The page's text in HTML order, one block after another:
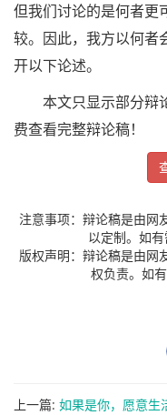
但我们讨论的是何者更
较。因此，我方以何者
开以下论述。
本文只显示部分辩
费查看完整辩论稿！
注意事项：辩论稿是由网
以定制。如
版权声明：辩论稿是由网
权负责。如
上一篇: 如果是你，愿意生